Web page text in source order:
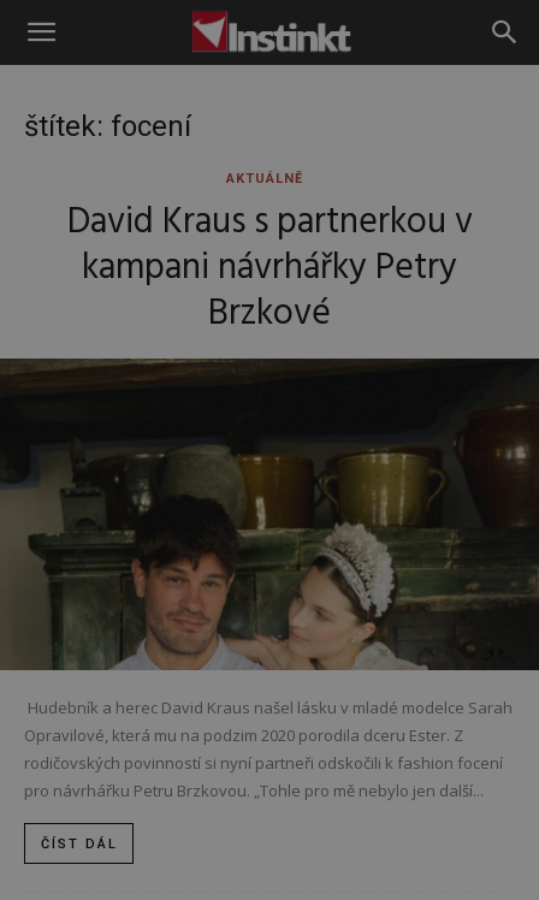
Instinkt
štítek: focení
AKTUÁLNĚ
David Kraus s partnerkou v
kampani návrhářky Petry
Brzkové
Hudebník a herec David Kraus našel lásku v mladé modelce Sarah
Opravilové, která mu na podzim 2020 porodila dceru Ester. Z
rodičovských povinností si nyní partneři odskočili k fashion focení
pro návrhářku Petru Brzkovou. „Tohle pro mě nebylo jen další...
ČÍST DÁL